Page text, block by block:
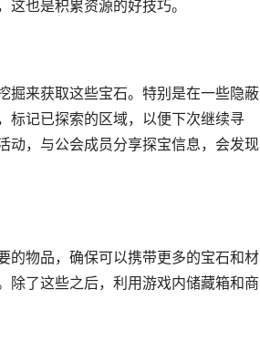
也是积累资源的好技巧。
掘来获取这些宝石。特别是在一些隐蔽
标记已探索的区域，以便下次继续寻
动，与公会成员分享探宝信息，会发现
的物品，确保可以携带更多的宝石和材
除了这些之后，利用游戏内储藏箱和商